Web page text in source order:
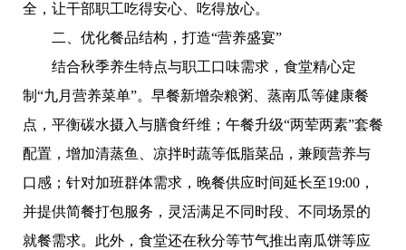
全，让干部职工吃得安心、吃得放心。
二、 优化餐品结构，打造“营养盛宴”
结合秋季养生特点与职工口味需求，食堂精心定
制 “九月营养菜单”。早餐新增杂粮粥、蒸南瓜等健康餐
点，平衡碳水摄入与膳食纤维；午餐升级“两荤两素”套餐
配置，增加清蒸鱼、凉拌时蔬等低脂菜品，兼顾营养与
口感；针对加班群体需求，晚餐供应时间延长至19:00，
并提供简餐打包服务，灵活满足不同时段、不同场景的
就餐需求。此外，食堂还在秋分等节气推出南瓜饼等应